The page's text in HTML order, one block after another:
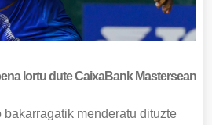
lortu dute CaixaBank Mastersean
menderatu dituzte